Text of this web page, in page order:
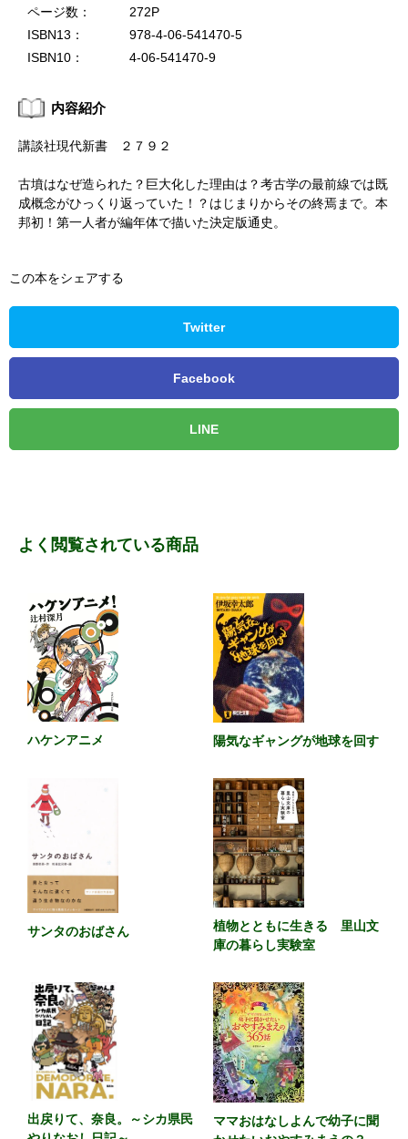
ページ数：
272P
ISBN13：
978-4-06-541470-5
ISBN10：
4-06-541470-9
内容紹介
講談社現代新書 ２７９２
古墳はなぜ造られた？巨大化した理由は？考古学の最前線では既
成概念がひっくり返っていた！？はじまりからその終焉まで。本
邦初！第一人者が編年体で描いた決定版通史。
この本をシェアする
Twitter
Facebook
LINE
よく閲覧されている商品
ハケンアニメ 陽気なギャングが地球を回す
サンタのおばさん
植物とともに生きる 里山文
庫の暮らし実験室
出戻りて、奈良。～シカ県民
ママおはなしよんで幼子に聞